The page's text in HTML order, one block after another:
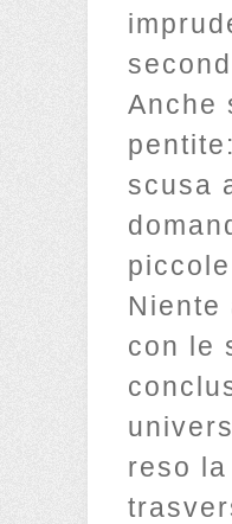
Anche
scusa
Niente
con le
reso